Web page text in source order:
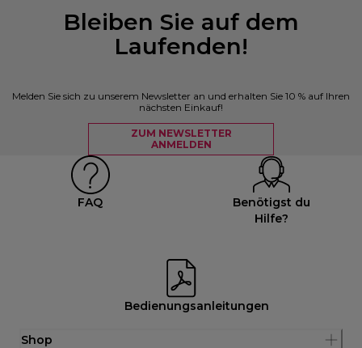
Bleiben Sie auf dem
Laufenden!
Melden Sie sich zu unserem Newsletter an und erhalten Sie 10 % auf Ihren
nächsten Einkauf!
ZUM NEWSLETTER
ANMELDEN
FAQ
Benötigst du
Hilfe?
Bedienungsanleitungen
Shop